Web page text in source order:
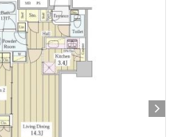
新築
3年以内
10年以内
20年以内
30年以内